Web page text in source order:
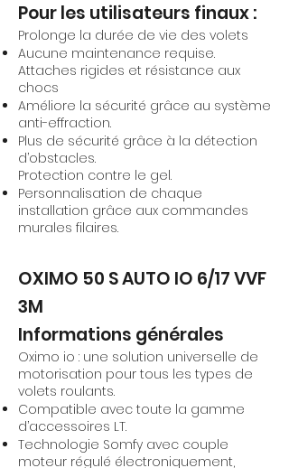
Pour les utilisateurs finaux :
Prolonge la durée de vie des volets
Aucune maintenance requise.
Attaches rigides et résistance aux
chocs
Améliore la sécurité grâce au système
anti-effraction.
Plus de sécurité grâce à la détection
d’obstacles.
Protection contre le gel.
Personnalisation de chaque
installation grâce aux commandes
murales filaires.
OXIMO 50 S AUTO IO 6/17 VVF
3M
Informations générales
Oximo io : une solution universelle de
motorisation pour tous les types de
volets roulants.
Compatible avec toute la gamme
d’accessoires LT.
Technologie Somfy avec couple
moteur régulé électroniquement,